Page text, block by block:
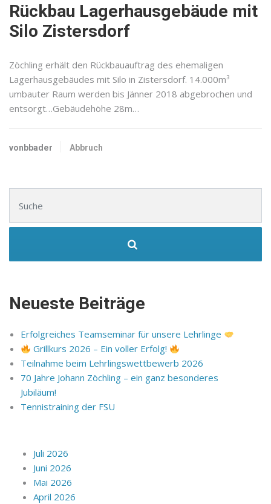
Rückbau Lagerhausgebäude mit
Silo Zistersdorf
Zöchling erhält den Rückbauauftrag des ehemaligen
Lagerhausgebäudes mit Silo in Zistersdorf. 14.000m³
umbauter Raum werden bis Jänner 2018 abgebrochen und
entsorgt…Gebäudehöhe 28m…
vonbbader Abbruch
Neueste Beiträge
Erfolgreiches Teamseminar für unsere Lehrlinge
Grillkurs 2026 – Ein voller Erfolg!
Teilnahme beim Lehrlingswettbewerb 2026
70 Jahre Johann Zöchling – ein ganz besonderes
Jubiläum!
Tennistraining der FSU
Juli 2026
Juni 2026
Mai 2026
April 2026